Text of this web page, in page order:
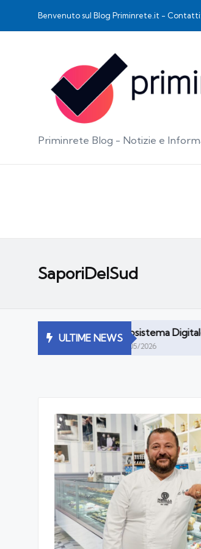
Benvenuto sul Blog Priminrete.it -
Priminrete Blog - Notizie e
SaporiDelSud
ULTIME NEWS
Ecosistema Digitale, SEO AI e AI
05/05/2026